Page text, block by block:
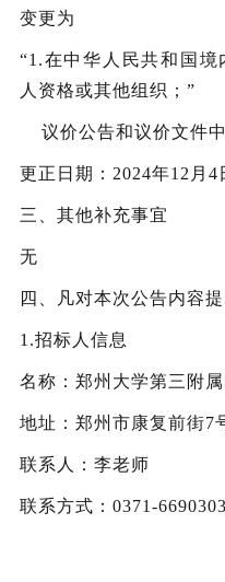
变更为
“1.在中华人民共和国
人资格或其他组织； ”
议价公告和议价文件
更正日期： 2024年12 月 4
三、其他补充事宜
无
四、凡对本次公告内容
1.招标 人信息
名称：郑州大学第三附
地址：郑州市康复前街7
联系人：李老师
联系方式： 0371-